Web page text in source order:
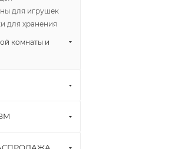
для игрушек
для хранения
комнаты и